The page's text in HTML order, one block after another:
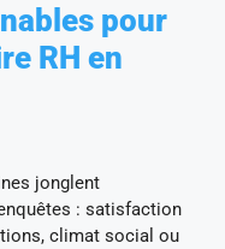
pour
RH en
jonglent
: satisfaction
climat social ou